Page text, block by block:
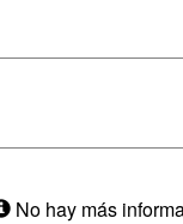
No hay más